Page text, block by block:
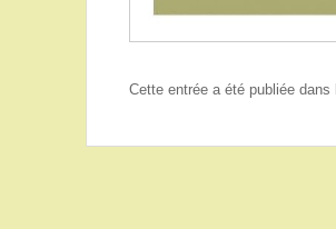
Cette entrée a été publiée dans